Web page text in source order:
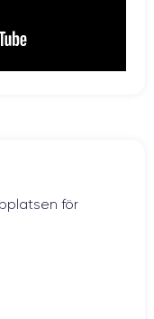
för